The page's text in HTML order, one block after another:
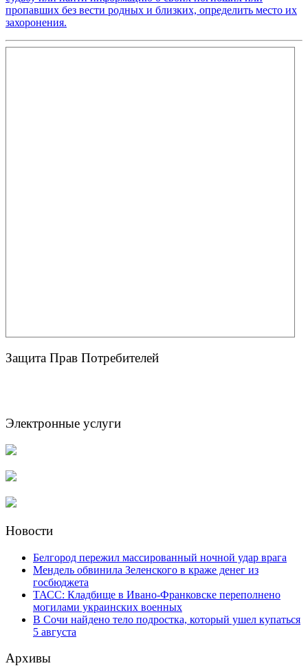
Защита Прав Потребителей
Электронные услуги
Новости
Белгород пережил массированный ночной удар врага
Мендель обвинила Зеленского в краже денег из
госбюджета
ТАСС: Кладбище в Ивано-Франковске переполнено
могилами украинских военных
В Сочи найдено тело подростка, который ушел купаться
5 августа
Архивы